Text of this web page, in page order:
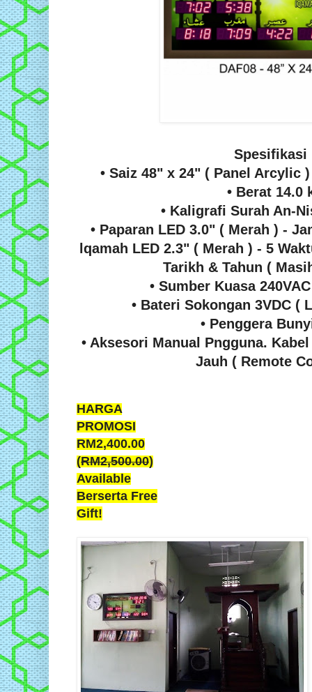
Spesifikasi
• Saiz 48" x 24" ( Panel Arcylic
• Berat 14.0
• Kaligrafi Surah An-
• Paparan LED 3.0" ( Merah ) -
lqamah LED 2.3" ( Merah ) - 5
Tarikh & Tahun (
• Sumber Kuasa
• Bateri Sokongan 3VDC (
• Penggera
• Aksesori Manual Pngguna.
Jauh ( Remote
HARGA
PROMOSI
RM2,400.00
(RM2,500.00)
Available
Berserta Free
Gift!